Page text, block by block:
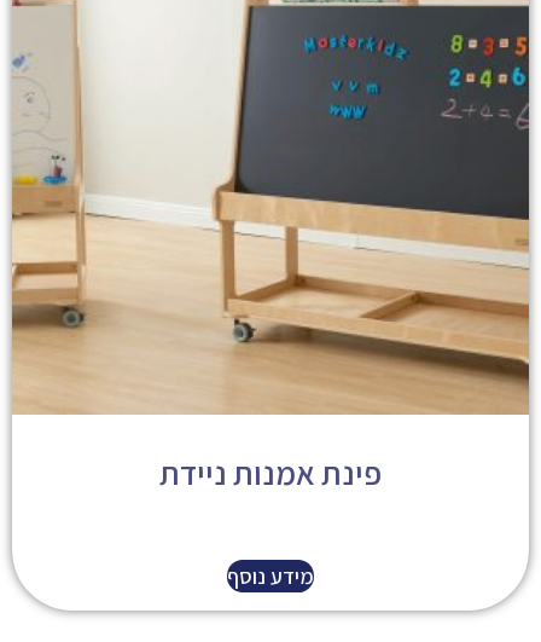
פינת אמנות ניידת
מידע נוסף